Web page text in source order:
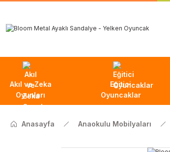
Akıl ve Zeka
Oyunları
Eğitici
Oyuncaklar
Anasayfa Anaokulu Mobilyaları